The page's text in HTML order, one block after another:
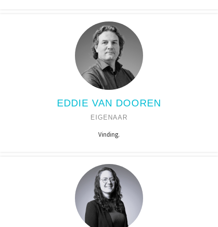
EDDIE VAN DOOREN
EIGENAAR
Vinding.